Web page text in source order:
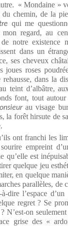
« Mondaine »
chemin, de la
qui me
mon regard, au
notre existence
dans un
ses cheveux
joues roses
dans la
teint d’albâtre,
font, tout autour
au visage
la forêt hirsute de
ont franchi les
empreint
qu’elle est
quelque jeu
en quelque
parallèles, de
dire l’espace
regret ? Se
N’est-on
grise des «